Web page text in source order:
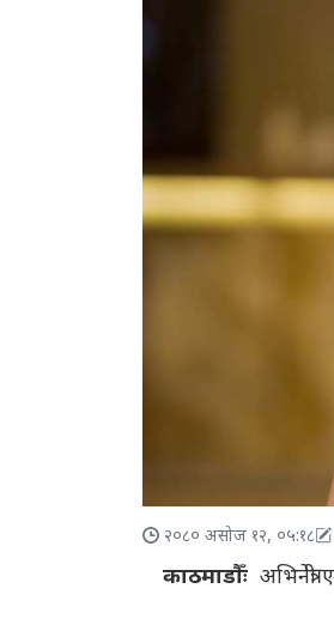
२०८० असोज १२, ०५:१८
काठमाडौँःअभिनेत्री